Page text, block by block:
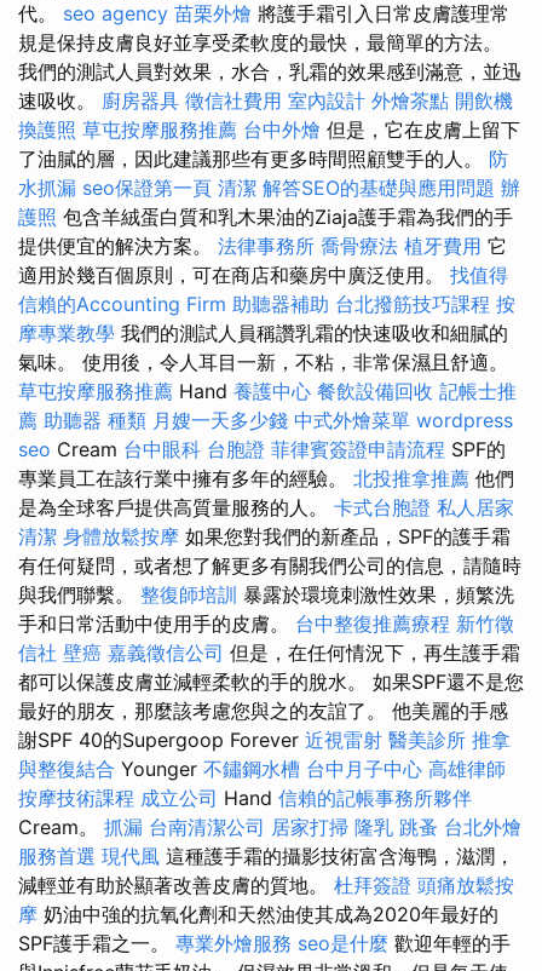
代。 seo agency 苗栗外燴 將護手霜引入日常皮膚護理常
規是保持皮膚良好並享受柔軟度的最快，最簡單的方法。
我們的測試人員對效果，水合，乳霜的效果感到滿意，並迅
速吸收。 廚房器具 徵信社費用 室內設計 外燴茶點 開飲機
換護照 草屯按摩服務推薦 台中外燴 但是，它在皮膚上留下
了油膩的層，因此建議那些有更多時間照顧雙手的人。 防
水抓漏 seo保證第一頁 清潔 解答SEO的基礎與應用問題 辦
護照 包含羊絨蛋白質和乳木果油的Ziaja護手霜為我們的手
提供便宜的解決方案。 法律事務所 喬骨療法 植牙費用 它
適用於幾百個原則，可在商店和藥房中廣泛使用。 找值得
信賴的Accounting Firm 助聽器補助 台北撥筋技巧課程 按
摩專業教學 我們的測試人員稱讚乳霜的快速吸收和細膩的
氣味。 使用後，令人耳目一新，不粘，非常保濕且舒適。
草屯按摩服務推薦 Hand 養護中心 餐飲設備回收 記帳士推
薦 助聽器 種類 月嫂一天多少錢 中式外燴菜單 wordpress
seo Cream 台中眼科 台胞證 菲律賓簽證申請流程 SPF的
專業員工在該行業中擁有多年的經驗。 北投推拿推薦 他們
是為全球客戶提供高質量服務的人。 卡式台胞證 私人居家
清潔 身體放鬆按摩 如果您對我們的新產品，SPF的護手霜
有任何疑問，或者想了解更多有關我們公司的信息，請隨時
與我們聯繫。 整復師培訓 暴露於環境刺激性效果，頻繁洗
手和日常活動中使用手的皮膚。 台中整復推薦療程 新竹徵
信社 壁癌 嘉義徵信公司 但是，在任何情況下，再生護手霜
都可以保護皮膚並減輕柔軟的手的脫水。 如果SPF還不是您
最好的朋友，那麼該考慮您與之的友誼了。 他美麗的手感
謝SPF 40的Supergoop Forever 近視雷射 醫美診所 推拿
與整復結合 Younger 不鏽鋼水槽 台中月子中心 高雄律師
按摩技術課程 成立公司 Hand 信賴的記帳事務所夥伴
Cream。 抓漏 台南清潔公司 居家打掃 隆乳 跳蚤 台北外燴
服務首選 現代風 這種護手霜的攝影技術富含海鴨，滋潤，
減輕並有助於顯著改善皮膚的質地。 杜拜簽證 頭痛放鬆按
摩 奶油中強的抗氧化劑和天然油使其成為2020年最好的
SPF護手霜之一。 專業外燴服務 seo是什麼 歡迎年輕的手